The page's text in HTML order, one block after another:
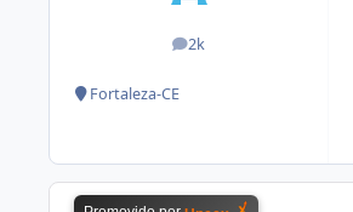
2k
posts
Fortaleza-CE